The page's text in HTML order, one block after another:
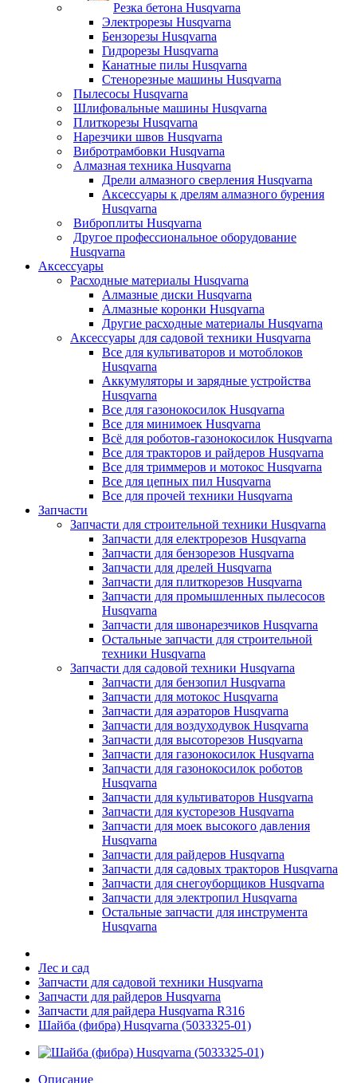
Резка бетона Husqvarna
Электрорезы Husqvarna
Бензорезы Husqvarna
Гидрорезы Husqvarna
Канатные пилы Husqvarna
Стенорезные машины Husqvarna
Пылесосы Husqvarna
Шлифовальные машины Husqvarna
Плиткорезы Husqvarna
Нарезчики швов Husqvarna
Вибротрамбовки Husqvarna
Алмазная техника Husqvarna
Дрели алмазного сверления Husqvarna
Аксессуары к дрелям алмазного бурения
Husqvarna
Виброплиты Husqvarna
Другое профессиональное оборудование
Husqvarna
Аксессуары
Расходные материалы Husqvarna
Алмазные диски Husqvarna
Алмазные коронки Husqvarna
Другие расходные материалы Husqvarna
Аксессуары для садовой техники Husqvarna
Все для культиваторов и мотоблоков
Husqvarna
Аккумуляторы и зарядные устройства
Husqvarna
Все для газонокосилок Husqvarna
Все для минимоек Husqvarna
Всё для роботов-газонокосилок Husqvarna
Все для тракторов и райдеров Husqvarna
Все для триммеров и мотокос Husqvarna
Все для цепных пил Husqvarna
Все для прочей техники Husqvarna
Запчасти
Запчасти для строительной техники Husqvarna
Запчасти для електрорезов Husqvarna
Запчасти для бензорезов Husqvarna
Запчасти для дрелей Husqvarna
Запчасти для плиткорезов Husqvarna
Запчасти для промышленных пылесосов
Husqvarna
Запчасти для швонарезчиков Husqvarna
Остальные запчасти для строительной
техники Husqvarna
Запчасти для садовой техники Husqvarna
Запчасти для бензопил Husqvarna
Запчасти для мотокос Husqvarna
Запчасти для аэраторов Husqvarna
Запчасти для воздуходувок Husqvarna
Запчасти для высоторезов Husqvarna
Запчасти для газонокосилок Husqvarna
Запчасти для газонокосилок роботов
Husqvarna
Запчасти для культиваторов Husqvarna
Запчасти для кусторезов Husqvarna
Запчасти для моек высокого давления
Husqvarna
Запчасти для райдеров Husqvarna
Запчасти для садовых тракторов Husqvarna
Запчасти для снегоуборщиков Husqvarna
Запчасти для электропил Husqvarna
Остальные запчасти для инструмента
Husqvarna
Лес и сад
Запчасти для садовой техники Husqvarna
Запчасти для райдеров Husqvarna
Запчасти для райдера Husqvarna R316
Шайба (фибра) Husqvarna (5033325-01)
Описание